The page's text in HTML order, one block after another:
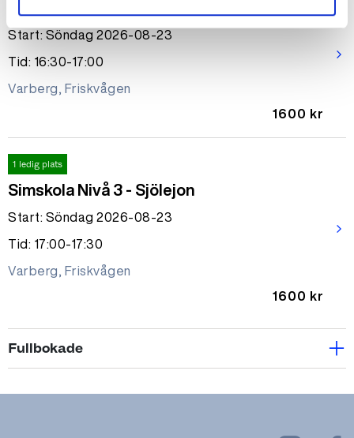
Start: Söndag 2026-08-23
Tid: 16:30-17:00
Varberg, Friskvågen
1600 kr
arrow_forward_ios
1 ledig plats
Simskola Nivå 3 - Sjölejon
Start: Söndag 2026-08-23
Tid: 17:00-17:30
Varberg, Friskvågen
1600 kr
arrow_forward_ios
Fullbokade